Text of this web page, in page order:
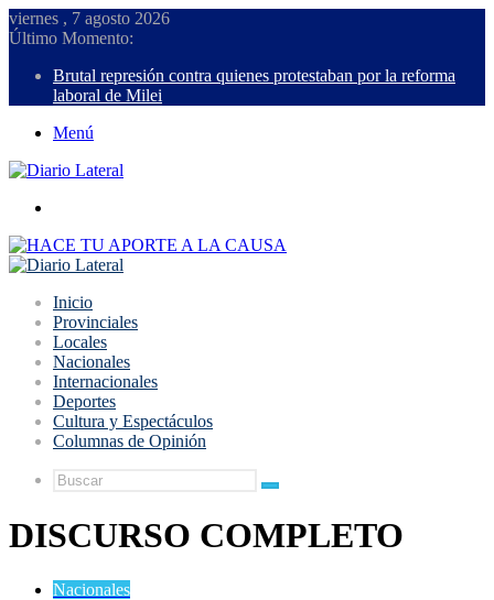
viernes , 7 agosto 2026
Último Momento:
Brutal represión contra quienes protestaban por la reforma
laboral de Milei
Menú
Inicio
Provinciales
Locales
Nacionales
Internacionales
Deportes
Cultura y Espectáculos
Columnas de Opinión
Buscar
DISCURSO COMPLETO
Nacionales